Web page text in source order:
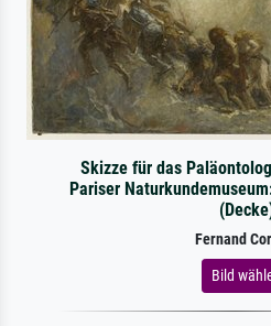
Skizze für das
Pariser
Fernand
Bild